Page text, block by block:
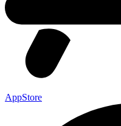
AppStore